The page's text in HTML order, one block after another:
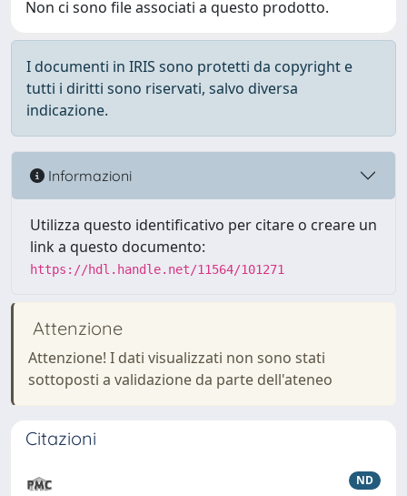
Non ci sono file associati a questo prodotto.
I documenti in IRIS sono protetti da copyright e
tutti i diritti sono riservati, salvo diversa
indicazione.
Informazioni
Utilizza questo identificativo per citare o creare un
link a questo documento:
https://hdl.handle.net/11564/101271
Attenzione
Attenzione! I dati visualizzati non sono stati
sottoposti a validazione da parte dell'ateneo
Citazioni
ND